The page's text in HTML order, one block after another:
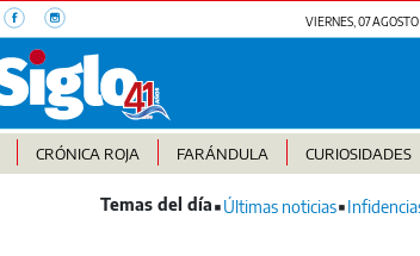
VIERNES, 07
CRÓNICA ROJA FARÁNDULA CURIOSIDADES
Últimas noticias